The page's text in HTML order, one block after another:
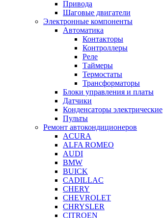
Привода
Шаговые двигатели
Электронные компоненты
Автоматика
Контакторы
Контроллеры
Реле
Таймеры
Термостаты
Трансформаторы
Блоки управления и платы
Датчики
Конденсаторы электрические
Пульты
Ремонт автокондиционеров
ACURA
ALFA ROMEO
AUDI
BMW
BUICK
CADILLAC
CHERY
CHEVROLET
CHRYSLER
CITROEN